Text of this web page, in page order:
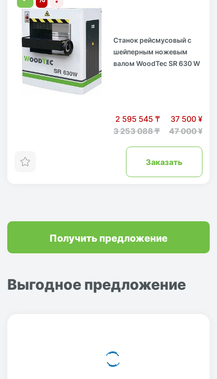
Станок рейсмусовый с
шейперным ножевым
валом WoodTec SR 630 W
2 595 545 ₸
3 253 088 ₸
37 500 ¥
47 000 ¥
Заказать
Получить предложение
Выгодное предложение